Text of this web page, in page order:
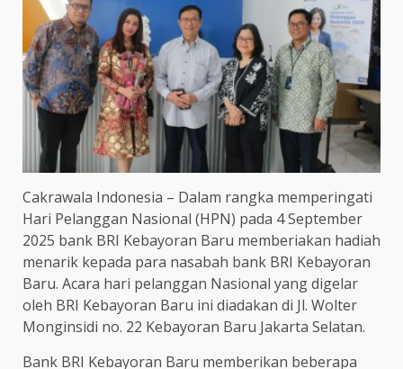
Cakrawala Indonesia – Dalam rangka memperingati
Hari Pelanggan Nasional (HPN) pada 4 September
2025 bank BRI Kebayoran Baru memberiakan hadiah
menarik kepada para nasabah bank BRI Kebayoran
Baru. Acara hari pelanggan Nasional yang digelar
oleh BRI Kebayoran Baru ini diadakan di Jl. Wolter
Monginsidi no. 22 Kebayoran Baru Jakarta Selatan.
Bank BRI Kebayoran Baru memberikan beberapa